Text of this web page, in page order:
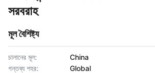
সরবরাহ
মূল বৈশিষ্ট্য
চালানের মূল:
China
গন্তব্য শহর:
Global